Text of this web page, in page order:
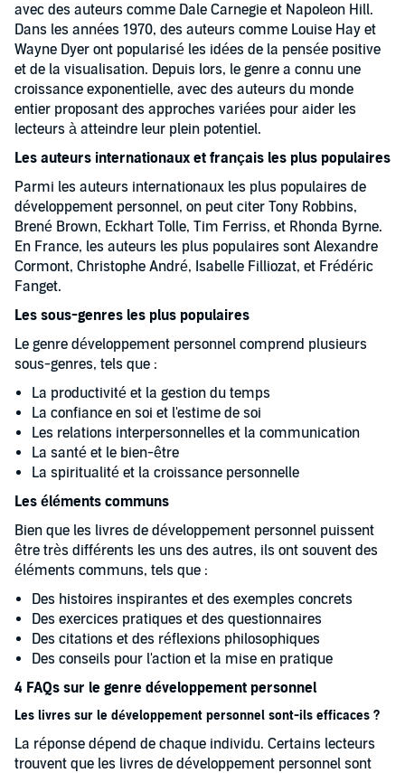
avec des auteurs comme Dale Carnegie et Napoleon Hill.
Dans les années 1970, des auteurs comme Louise Hay et
Wayne Dyer ont popularisé les idées de la pensée positive
et de la visualisation. Depuis lors, le genre a connu une
croissance exponentielle, avec des auteurs du monde
entier proposant des approches variées pour aider les
lecteurs à atteindre leur plein potentiel.
Les auteurs internationaux et français les plus populaires
Parmi les auteurs internationaux les plus populaires de
développement personnel, on peut citer Tony Robbins,
Brené Brown, Eckhart Tolle, Tim Ferriss, et Rhonda Byrne.
En France, les auteurs les plus populaires sont Alexandre
Cormont, Christophe André, Isabelle Filliozat, et Frédéric
Fanget.
Les sous-genres les plus populaires
Le genre développement personnel comprend plusieurs
sous-genres, tels que :
La productivité et la gestion du temps
La confiance en soi et l'estime de soi
Les relations interpersonnelles et la communication
La santé et le bien-être
La spiritualité et la croissance personnelle
Les éléments communs
Bien que les livres de développement personnel puissent
être très différents les uns des autres, ils ont souvent des
éléments communs, tels que :
Des histoires inspirantes et des exemples concrets
Des exercices pratiques et des questionnaires
Des citations et des réflexions philosophiques
Des conseils pour l'action et la mise en pratique
4 FAQs sur le genre développement personnel
Les livres sur le développement personnel sont-ils efficaces ?
La réponse dépend de chaque individu. Certains lecteurs
trouvent que les livres de développement personnel sont